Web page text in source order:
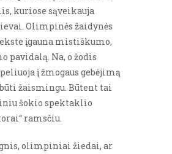
kuriose sąveikauja
Olimpinės žaidynės
įgauna mistiškumo,
pavidalą. Na, o žodis
į žmogaus gebėjimą
žaismingu. Būtent tai
šokio spektaklio
ramsčiu.
olimpiniai žiedai, ar